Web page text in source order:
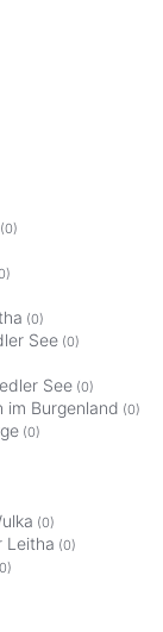
(0)
(0)
See (0)
See (0)
im Burgenland (0)
(0)
(0)
Leitha (0)